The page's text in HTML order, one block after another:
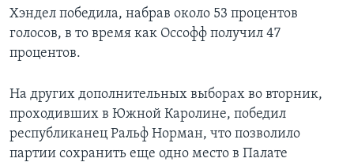
Хэндел победила, набрав около 53 процентов
голосов, в то время как Оссофф получил 47
процентов.
На других дополнительных выборах во вторник,
проходивших в Южной Каролине, победил
республиканец Ральф Норман, что позволило
партии сохранить еще одно место в Палате